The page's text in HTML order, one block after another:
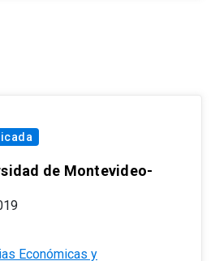
de Montevideo-
Económicas y